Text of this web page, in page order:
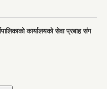
कार्यालयको सेवा प्रबाह संग